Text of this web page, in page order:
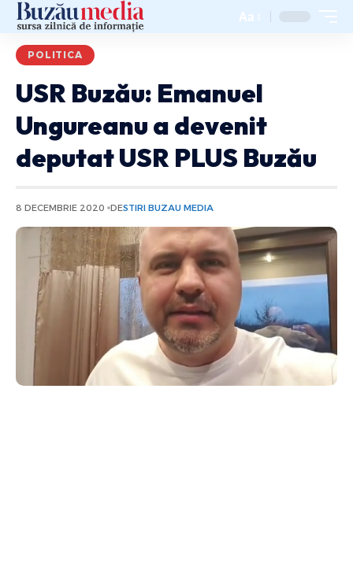
Aa
POLITICA
USR Buzău: Emanuel
Ungureanu a devenit
deputat USR PLUS Buzău
8 DECEMBRIE 2020 DESTIRI BUZAU MEDIA